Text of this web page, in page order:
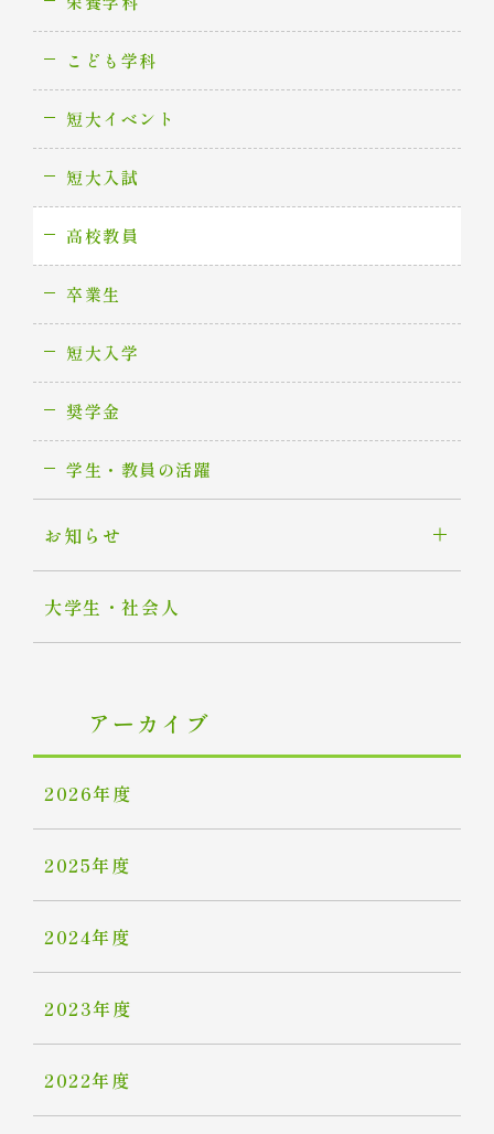
こども学科
短大イベント
短大入試
高校教員
卒業生
短大入学
奨学金
学生・教員の活躍
お知らせ
大学生・社会人
アーカイブ
2026年度
2025年度
2024年度
2023年度
2022年度